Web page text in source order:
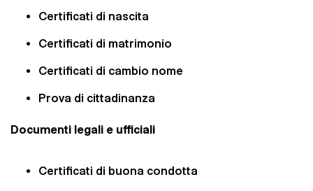
Certificati di nascita
Certificati di matrimonio
Certificati di cambio nome
Prova di cittadinanza
Documenti legali e ufficiali
Certificati di buona condotta